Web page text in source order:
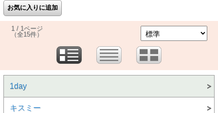
1 / 1ページ
（全15件）
1day
キスミー